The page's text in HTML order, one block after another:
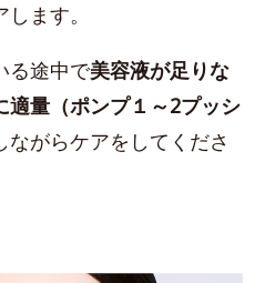
ます。
る途中で美容液が足りな
適量（ポンプ１～2プッシ
ながらケアをしてくださ